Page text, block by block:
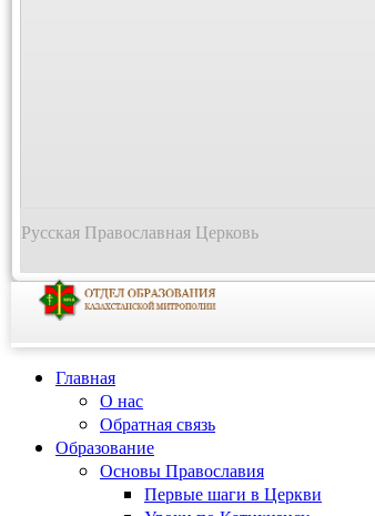
Русская Православная Церковь
Главная
О нас
Обратная связь
Образование
Основы Православия
Первые шаги в Церкви